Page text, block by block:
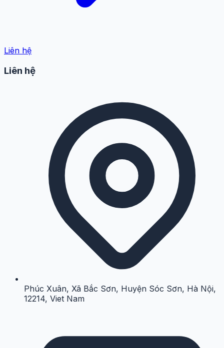
Liên hệ
Liên hệ
Phúc Xuân, Xã Bắc Sơn, Huyện Sóc Sơn, Hà Nội,
12214, Viet Nam